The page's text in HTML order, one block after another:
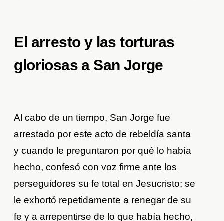
El arresto y las torturas
gloriosas a San Jorge
Al cabo de un tiempo, San Jorge fue
arrestado por este acto de rebeldía santa
y cuando le preguntaron por qué lo había
hecho, confesó con voz firme ante los
perseguidores su fe total en Jesucristo; se
le exhortó repetidamente a renegar de su
fe y a arrepentirse de lo que había hecho,